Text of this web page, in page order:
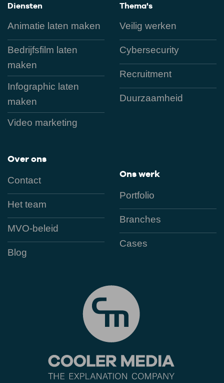
Diensten
Animatie laten maken
Bedrijfsfilm laten
maken
Infographic laten
maken
Video marketing
Over ons
Contact
Het team
MVO-beleid
Blog
Thema's
Veilig werken
Cybersecurity
Recruitment
Duurzaamheid
Ons werk
Portfolio
Branches
Cases